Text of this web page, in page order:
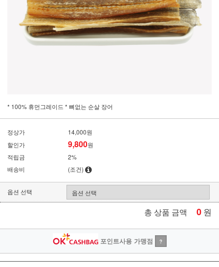
* 100% 휴먼그레이드 * 뼈없는 순살 장어
정상가
14,000원
할인가
9,800원
적립금
2%
배송비
(조건)
옵션 선택
총 상품 금액 0 원
포인트사용 가맹점 ?